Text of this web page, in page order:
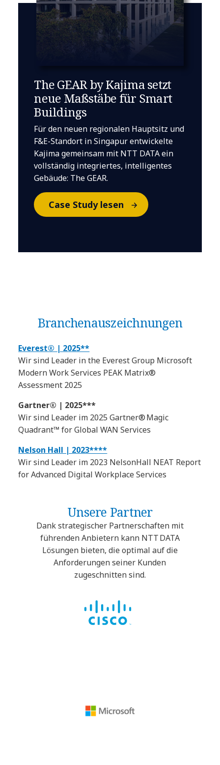
The GEAR by Kajima setzt
neue Maßstäbe für Smart
Buildings
Für den neuen regionalen Hauptsitz und
F&E-Standort in Singapur entwickelte
Kajima gemeinsam mit NTT DATA ein
vollständig integriertes, intelligentes
Gebäude: The GEAR.
Case Study lesen
Branchen­auszeichnungen
Everest® | 2025**
Wir sind Leader in the Everest Group Microsoft
Modern Work Services PEAK Matrix®
Assessment 2025
Gartner® | 2025***
Wir sind Leader im 2025 Gartner® Magic
Quadrant™ for Global WAN Services
Nelson Hall | 2023****
Wir sind Leader im 2023 NelsonHall NEAT Report
for Advanced Digital Workplace Services
Unsere Partner
Dank strategischer Partnerschaften mit
führenden Anbietern kann NTT DATA
Lösungen bieten, die optimal auf die
Anforderungen seiner Kunden
zugeschnitten sind.